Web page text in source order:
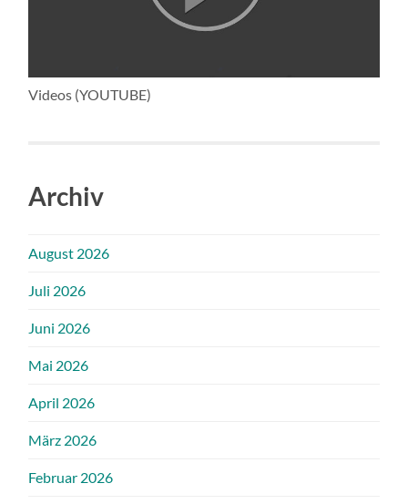
Videos (YOUTUBE)
Archiv
August 2026
Juli 2026
Juni 2026
Mai 2026
April 2026
März 2026
Februar 2026